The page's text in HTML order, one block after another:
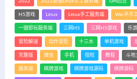
H5游戏 Linux Linux手工服务端 Win半手
一键即玩服务端 三网H5 三网H5游戏 乐游
冒险解谜 动作冒险 十三水 单机游戏
完整版 微信 手机 授权 教程 斗地
服务端 棋牌游戏 棋牌游戏源码 棋牌源码